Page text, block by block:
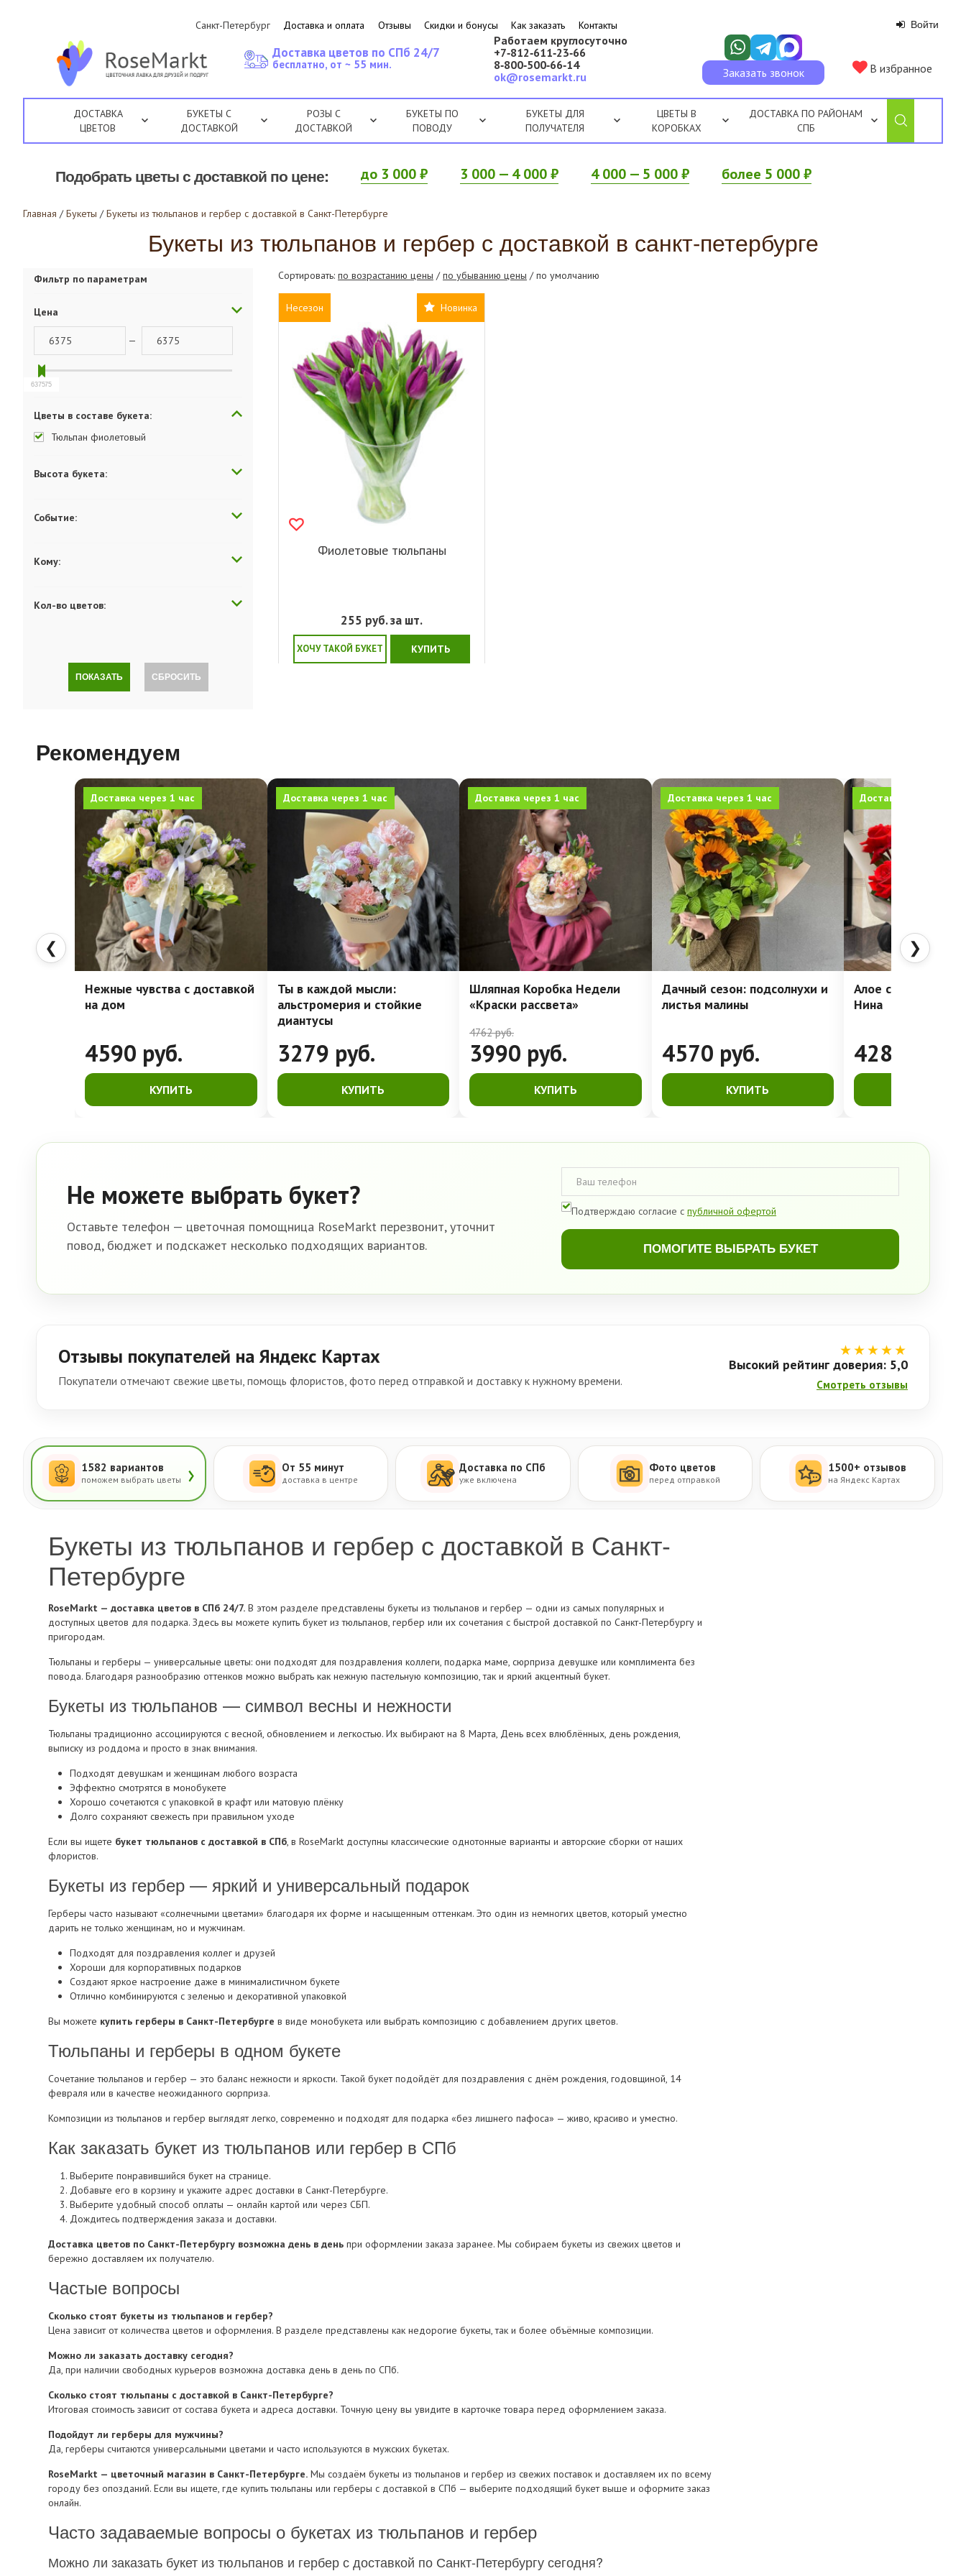
Санкт-Петербург Доставка и оплата Отзывы Скидки и бонусы Как заказать Контакты Войти
Работаем круглосуточно
+7‑812‑611‑23‑66
8‑800‑500‑66‑14
ok@rosemarkt.ru
Заказать звонок В избранное
Доставка цветов по СПб 24/7
бесплатно, от ~ 55 мин.
ДОСТАВКА
ЦВЕТОВ
БУКЕТЫ С
ДОСТАВКОЙ
РОЗЫ С
ДОСТАВКОЙ
БУКЕТЫ ПО
ПОВОДУ
БУКЕТЫ ДЛЯ
ПОЛУЧАТЕЛЯ
ЦВЕТЫ В
КОРОБКАХ
ДОСТАВКА ПО РАЙОНАМ
СПБ
Подобрать цветы с доставкой по цене: до 3 000 ₽ 3 000 — 4 000 ₽ 4 000 — 5 000 ₽ более 5 000 ₽
Главная / Букеты / Букеты из тюльпанов и гербер с доставкой в Санкт-Петербурге
Букеты из тюльпанов и гербер с доставкой в санкт-петербурге
Фильтр по параметрам
Цена
—
6375
6375
Цветы в составе букета:
Тюльпан фиолетовый
Высота букета:
Событие:
Кому:
Кол-во цветов:
ПОКАЗАТЬ СБРОСИТЬ
Сортировать: по возрастанию цены /по убыванию цены / по умолчанию
Несезон Новинка
Фиолетовые тюльпаны
255 руб. за шт.
ХОЧУ ТАКОЙ БУКЕТ КУПИТЬ
Рекомендуем
❮
Доставка через 1 час
Нежные чувства с доставкой
на дом
4590 руб.
КУПИТЬ
Доставка через 1 час
Ты в каждой мысли:
альстромерия и стойкие
диантусы
3279 руб.
КУПИТЬ
Доставка через 1 час
Шляпная Коробка Недели
«Краски рассвета»
4762руб.
3990 руб.
КУПИТЬ
Доставка через 1 час
Дачный сезон: подсолнухи и
листья малины
4570 руб.
КУПИТЬ
Доставка через 1 час
Алое сердце:
Нина
4280
❯
Не можете выбрать букет?
Оставьте телефон — цветочная помощница RoseMarkt перезвонит, уточнит
повод, бюджет и подскажет несколько подходящих вариантов.
Подтверждаю согласие с публичной офертой
ПОМОГИТЕ ВЫБРАТЬ БУКЕТ
Отзывы покупателей на Яндекс Картах
Покупатели отмечают свежие цветы, помощь флористов, фото перед отправкой и доставку к нужному времени.
★★★★★
Высокий рейтинг доверия: 5,0
Смотреть отзывы
1582 вариантов
поможем выбрать цветы › От 55 минут
доставка в центре
Доставка по СПб
уже включена
Фото цветов
перед отправкой
1500+ отзывов
на Яндекс Картах
Букеты из тюльпанов и гербер с доставкой в Санкт-
Петербурге
RoseMarkt — доставка цветов в СПб 24/7. В этом разделе представлены букеты из тюльпанов и гербер — одни из самых популярных и
доступных цветов для подарка. Здесь вы можете купить букет из тюльпанов, гербер или их сочетания с быстрой доставкой по Санкт-Петербургу и
пригородам.
Тюльпаны и герберы — универсальные цветы: они подходят для поздравления коллеги, подарка маме, сюрприза девушке или комплимента без
повода. Благодаря разнообразию оттенков можно выбрать как нежную пастельную композицию, так и яркий акцентный букет.
Букеты из тюльпанов — символ весны и нежности
Тюльпаны традиционно ассоциируются с весной, обновлением и легкостью. Их выбирают на 8 Марта, День всех влюблённых, день рождения,
выписку из роддома и просто в знак внимания.
Подходят девушкам и женщинам любого возраста
Эффектно смотрятся в монобукете
Хорошо сочетаются с упаковкой в крафт или матовую плёнку
Долго сохраняют свежесть при правильном уходе
Если вы ищете букет тюльпанов с доставкой в СПб , в RoseMarkt доступны классические однотонные варианты и авторские сборки от наших
флористов.
Букеты из гербер — яркий и универсальный подарок
Герберы часто называют «солнечными цветами» благодаря их форме и насыщенным оттенкам. Это один из немногих цветов, который уместно
дарить не только женщинам, но и мужчинам.
Подходят для поздравления коллег и друзей
Хороши для корпоративных подарков
Создают яркое настроение даже в минималистичном букете
Отлично комбинируются с зеленью и декоративной упаковкой
Вы можете купить герберы в Санкт-Петербурге в виде монобукета или выбрать композицию с добавлением других цветов.
Тюльпаны и герберы в одном букете
Сочетание тюльпанов и гербер — это баланс нежности и яркости. Такой букет подойдёт для поздравления с днём рождения, годовщиной, 14
февраля или в качестве неожиданного сюрприза.
Композиции из тюльпанов и гербер выглядят легко, современно и подходят для подарка «без лишнего пафоса» — живо, красиво и уместно.
Как заказать букет из тюльпанов или гербер в СПб
Выберите понравившийся букет на странице.
Добавьте его в корзину и укажите адрес доставки в Санкт-Петербурге.
Выберите удобный способ оплаты — онлайн картой или через СБП.
Дождитесь подтверждения заказа и доставки.
Доставка цветов по Санкт-Петербургу возможна день в день при оформлении заказа заранее. Мы собираем букеты из свежих цветов и
бережно доставляем их получателю.
Частые вопросы
Сколько стоят букеты из тюльпанов и гербер?
Цена зависит от количества цветов и оформления. В разделе представлены как недорогие букеты, так и более объёмные композиции.
Можно ли заказать доставку сегодня?
Да, при наличии свободных курьеров возможна доставка день в день по СПб.
Сколько стоят тюльпаны с доставкой в Санкт-Петербурге?
Итоговая стоимость зависит от состава букета и адреса доставки. Точную цену вы увидите в карточке товара перед оформлением заказа.
Подойдут ли герберы для мужчины?
Да, герберы считаются универсальными цветами и часто используются в мужских букетах.
RoseMarkt — цветочный магазин в Санкт-Петербурге. Мы создаём букеты из тюльпанов и гербер из свежих поставок и доставляем их по всему
городу без опозданий. Если вы ищете, где купить тюльпаны или герберы с доставкой в СПб — выберите подходящий букет выше и оформите заказ
онлайн.
Часто задаваемые вопросы о букетах из тюльпанов и гербер
Можно ли заказать букет из тюльпанов и гербер с доставкой по Санкт-Петербургу сегодня?